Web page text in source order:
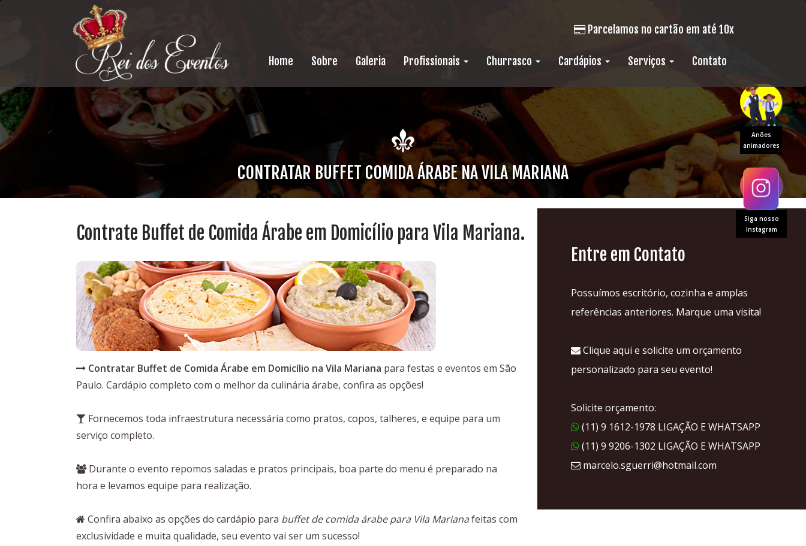
Anões
animadores
Siga nosso
Instagram
Home Sobre Galeria Profissionais Churrasco Cardápios Serviços Contato
Parcelamos no cartão em até 10x
CONTRATAR BUFFET COMIDA ÁRABE NA VILA MARIANA
Contrate Buffet de Comida Árabe em Domicílio para Vila Mariana.
Contratar Buffet de Comida Árabe em Domicílio na Vila Mariana para festas e eventos em São
Paulo. Cardápio completo com o melhor da culinária árabe, confira as opções!
Fornecemos toda infraestrutura necessária como pratos, copos, talheres, e equipe para um
serviço completo.
Durante o evento repomos saladas e pratos principais, boa parte do menu é preparado na
hora e levamos equipe para realização.
Confira abaixo as opções do cardápio para buffet de comida árabe para Vila Marianafeitas com
exclusividade e muita qualidade, seu evento vai ser um sucesso!
Entre em Contato
Possuímos escritório, cozinha e amplas
referências anteriores. Marque uma visita!
Clique aqui e solicite um orçamento
personalizado para seu evento!
Solicite orçamento:
(11) 9 1612-1978 LIGAÇÃO E WHATSAPP
(11) 9 9206-1302 LIGAÇÃO E WHATSAPP
marcelo.sguerri@hotmail.com